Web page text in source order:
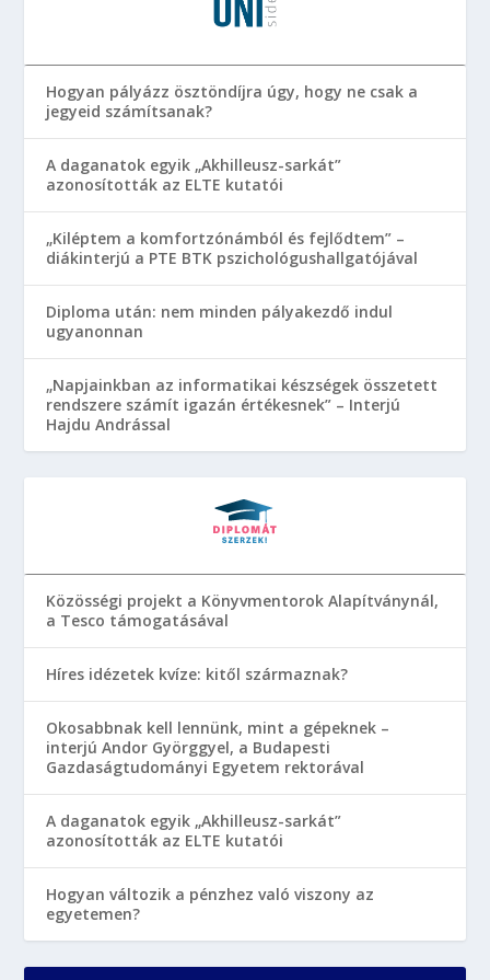
Hogyan pályázz ösztöndíjra úgy, hogy ne csak a
jegyeid számítsanak?
A daganatok egyik „Akhilleusz-sarkát”
azonosították az ELTE kutatói
„Kiléptem a komfortzónámból és fejlődtem” –
diákinterjú a PTE BTK pszichológushallgatójával
Diploma után: nem minden pályakezdő indul
ugyanonnan
„Napjainkban az informatikai készségek összetett
rendszere számít igazán értékesnek” – Interjú
Hajdu Andrással
Közösségi projekt a Könyvmentorok Alapítványnál,
a Tesco támogatásával
Híres idézetek kvíze: kitől származnak?
Okosabbnak kell lennünk, mint a gépeknek –
interjú Andor Györggyel, a Budapesti
Gazdaságtudományi Egyetem rektorával
A daganatok egyik „Akhilleusz-sarkát”
azonosították az ELTE kutatói
Hogyan változik a pénzhez való viszony az
egyetemen?